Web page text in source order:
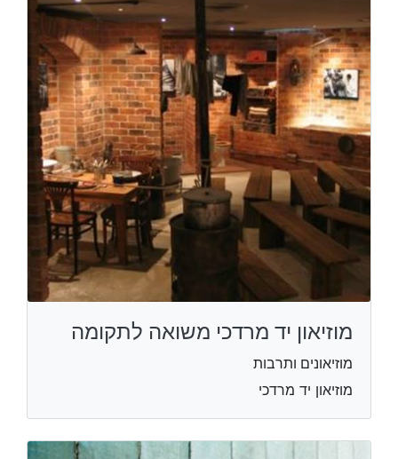
מוזיאון יד מרדכי משואה לתקומה
מוזיאונים ותרבות
מוזיאון יד מרדכי